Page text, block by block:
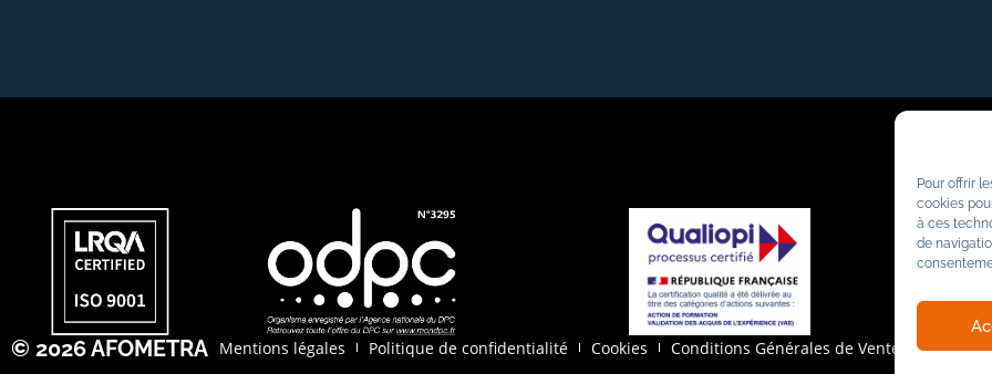
Pour offrir
cookies
à ces
de
© 2026 AFOMETRA Mentions légales Politique de confidentialité Cookies Conditions Générales de Vente